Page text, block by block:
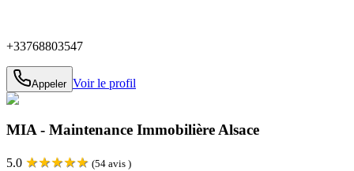
+33768803547
Appeler Voir le profil
MIA - Maintenance Immobilière Alsace
5.0 ★★★★★ (54 avis )